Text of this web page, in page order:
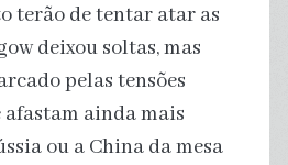
terão de tentar atar as
deixou soltas, mas
pelas tensões
ainda mais
ou a China da mesa